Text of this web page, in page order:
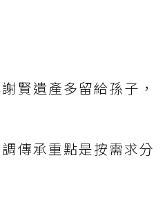
賢遺產多留給孫子，
傳承重點是按需求分